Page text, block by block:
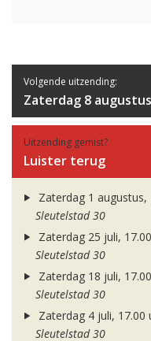
Volgende uitzending:
Zaterdag 8
Uitzending gemist?
Luister terug
Zaterdag 1 augustus,
Sleutelstad 30
Zaterdag 25 juli,
Sleutelstad 30
Zaterdag 18 juli,
Sleutelstad 30
Zaterdag 4 juli, 17.00
Sleutelstad 30